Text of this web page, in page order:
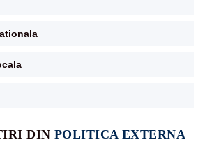
DIN POLITICA EXTERNA